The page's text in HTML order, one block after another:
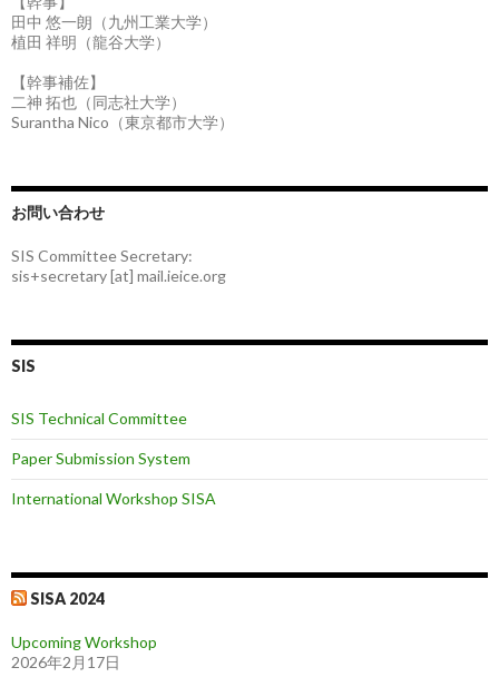
田中 悠一朗（九州工業大学）
植田 祥明（龍谷大学）
【幹事補佐】
二神 拓也（同志社大学）
Surantha Nico（東京都市大学）
お問い合わせ
SIS Committee Secretary:
sis+secretary [at] mail.ieice.org
SIS
SIS Technical Committee
Paper Submission System
International Workshop SISA
SISA 2024
Upcoming Workshop
2026年2月17日